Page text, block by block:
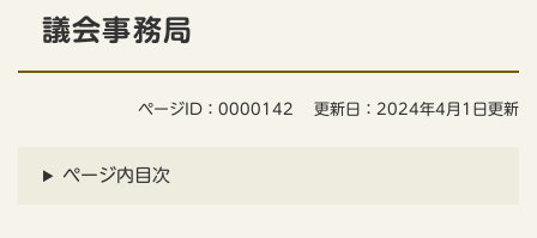
議会事務局
ページID：0000142 更新日：2024年4月1日更新
ページ内目次